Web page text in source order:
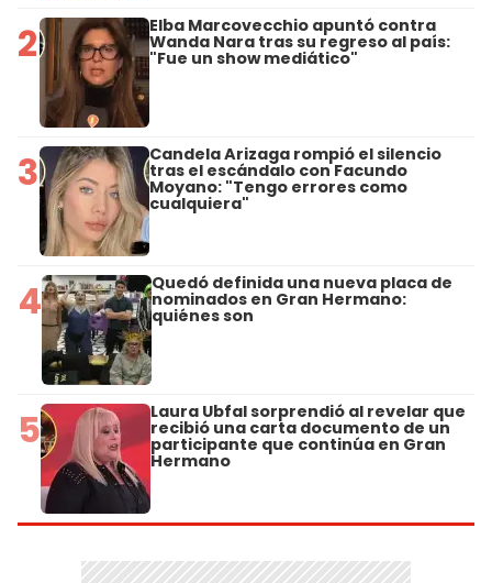
2 Elba Marcovecchio apuntó contra
Wanda Nara tras su regreso al país:
"Fue un show mediático"
3 Candela Arizaga rompió el silencio
tras el escándalo con Facundo
Moyano: "Tengo errores como
cualquiera"
4 Quedó definida una nueva placa de
nominados en Gran Hermano:
quiénes son
5 Laura Ubfal sorprendió al revelar que
recibió una carta documento de un
participante que continúa en Gran
Hermano